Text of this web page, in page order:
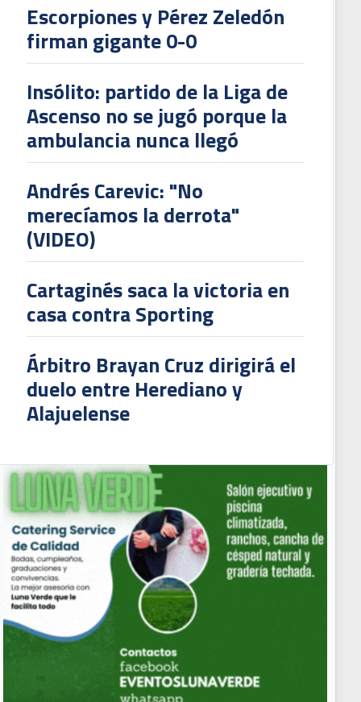
Escorpiones y Pérez Zeledón
firman gigante 0-0
Insólito: partido de la Liga de
Ascenso no se jugó porque la
ambulancia nunca llegó
Andrés Carevic: "No
merecíamos la derrota"
(VIDEO)
Cartaginés saca la victoria en
casa contra Sporting
Árbitro Brayan Cruz dirigirá el
duelo entre Herediano y
Alajuelense